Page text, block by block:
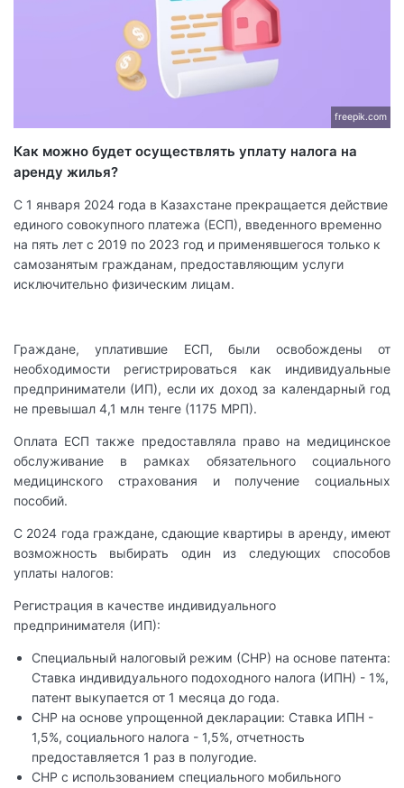
freepik.com
Как можно будет осуществлять уплату налога на
аренду жилья?
С 1 января 2024 года в Казахстане прекращается действие
единого совокупного платежа (ЕСП), введенного временно
на пять лет с 2019 по 2023 год и применявшегося только к
самозанятым гражданам, предоставляющим услуги
исключительно физическим лицам.
Граждане, уплатившие ЕСП, были освобождены от
необходимости регистрироваться как индивидуальные
предприниматели (ИП), если их доход за календарный год
не превышал 4,1 млн тенге (1175 МРП).
Оплата ЕСП также предоставляла право на медицинское
обслуживание в рамках обязательного социального
медицинского страхования и получение социальных
пособий.
С 2024 года граждане, сдающие квартиры в аренду, имеют
возможность выбирать один из следующих способов
уплаты налогов:
Регистрация в качестве индивидуального
предпринимателя (ИП):
Специальный налоговый режим (СНР) на основе патента:
Ставка индивидуального подоходного налога (ИПН) - 1%,
патент выкупается от 1 месяца до года.
СНР на основе упрощенной декларации: Ставка ИПН -
1,5%, социального налога - 1,5%, отчетность
предоставляется 1 раз в полугодие.
СНР с использованием специального мобильного